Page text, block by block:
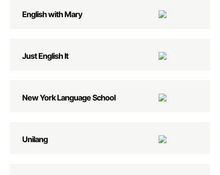
English with Mary
Just English It
New York Language School
Unilang